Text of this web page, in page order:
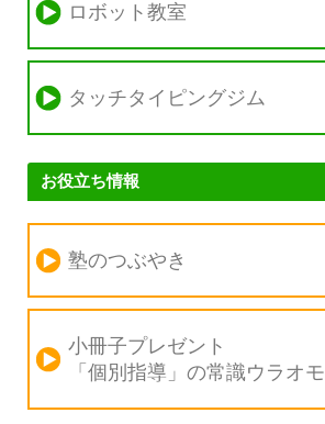
ロボット教室
タッチタイピングジム
お役立ち情報
塾のつぶやき
小冊子プレゼント
「個別指導」の常識ウラオ